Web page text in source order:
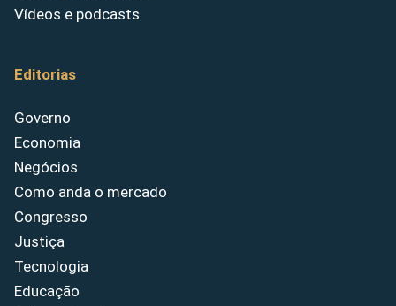
Vídeos e podcasts
Editorias
Governo
Economia
Negócios
Como anda o mercado
Congresso
Justiça
Tecnologia
Educação